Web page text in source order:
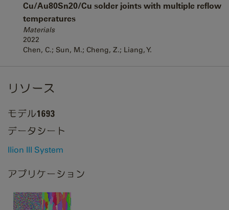
Cu/Au80Sn20/Cu solder joints with multiple reflow
temperatures
Materials
2022
Chen, C.; Sun, M.; Cheng, Z.; Liang, Y.
リソース
モデル1693
データシート
Ilion III System
アプリケーション